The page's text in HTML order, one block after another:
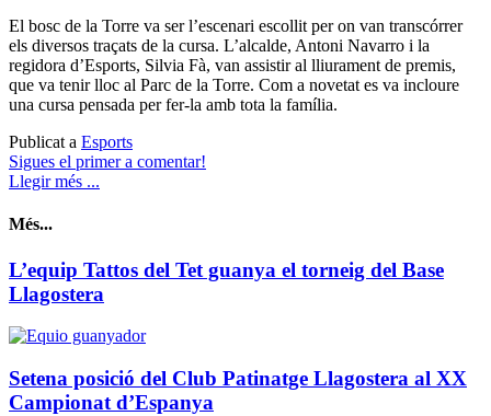
El bosc de la Torre va ser l’escenari escollit per on van transcórrer
els diversos traçats de la cursa. L’alcalde, Antoni Navarro i la
regidora d’Esports, Silvia Fà, van assistir al lliurament de premis,
que va tenir lloc al Parc de la Torre. Com a novetat es va incloure
una cursa pensada per fer-la amb tota la família.
Publicat a Esports
Sigues el primer a comentar!
Llegir més ...
Més...
L’equip Tattos del Tet guanya el torneig del Base
Llagostera
Setena posició del Club Patinatge Llagostera al XX
Campionat d’Espanya